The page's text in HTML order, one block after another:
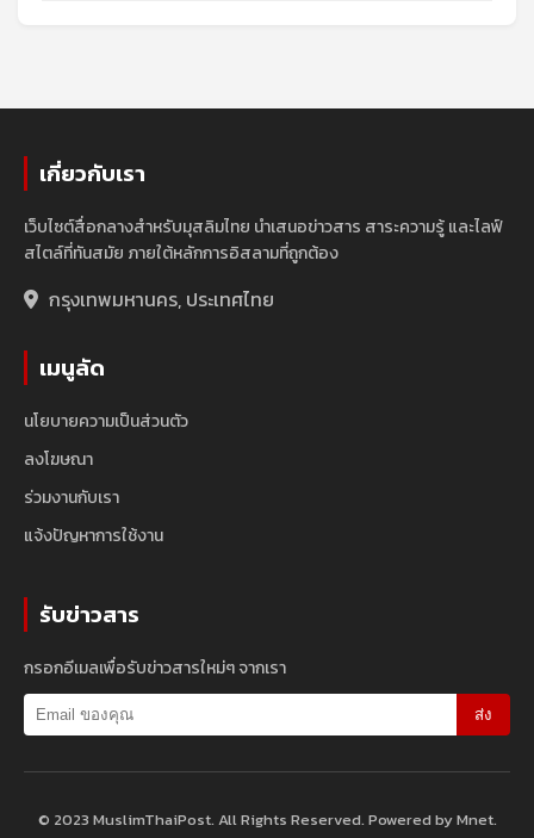
เกี่ยวกับเรา
เว็บไซต์สื่อกลางสำหรับมุสลิมไทย นำเสนอข่าวสาร สาระความรู้ และไลฟ์
สไตล์ที่ทันสมัย ภายใต้หลักการอิสลามที่ถูกต้อง
กรุงเทพมหานคร, ประเทศไทย
เมนูลัด
นโยบายความเป็นส่วนตัว
ลงโฆษณา
ร่วมงานกับเรา
แจ้งปัญหาการใช้งาน
รับข่าวสาร
กรอกอีเมลเพื่อรับข่าวสารใหม่ๆ จากเรา
ส่ง
© 2023 MuslimThaiPost. All Rights Reserved. Powered by Mnet.